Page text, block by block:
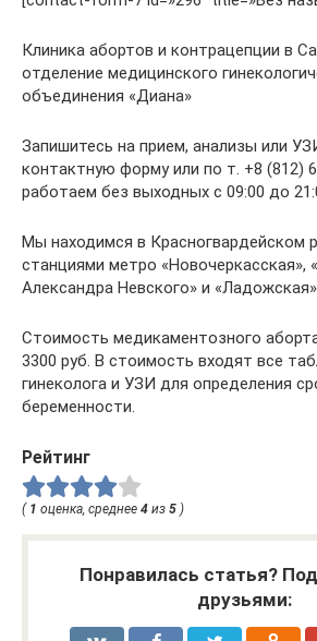
Клиника абортов и контрацепции в
отделение медицинского
объединения «Диана»
Запишитесь на прием, анализы или
контактную форму или по т. +8 (812)
работаем без выходных с 09:00 до
Мы находимся в Красногвардейском
станциями метро «Новочеркасская»,
Александра Невского» и
Стоимость медикаментозного
3300 руб. В стоимость входят все
гинеколога и УЗИ для определения
беременности.
Рейтинг
( 1 оценка, среднее 4 из 5 )
Понравилась статья?
друзьями: